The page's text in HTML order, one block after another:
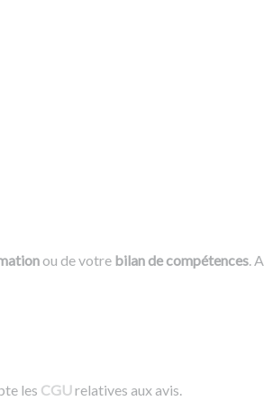
ou de votre bilan de compétences. A
les CGUrelatives aux avis.